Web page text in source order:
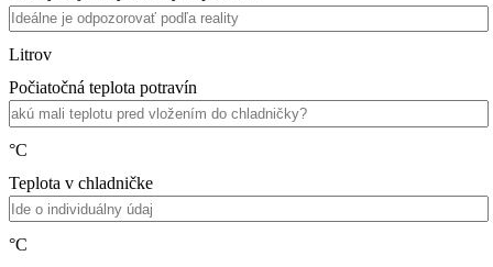
Litrov
Počiatočná teplota potravín
°C
Teplota v chladničke
°C